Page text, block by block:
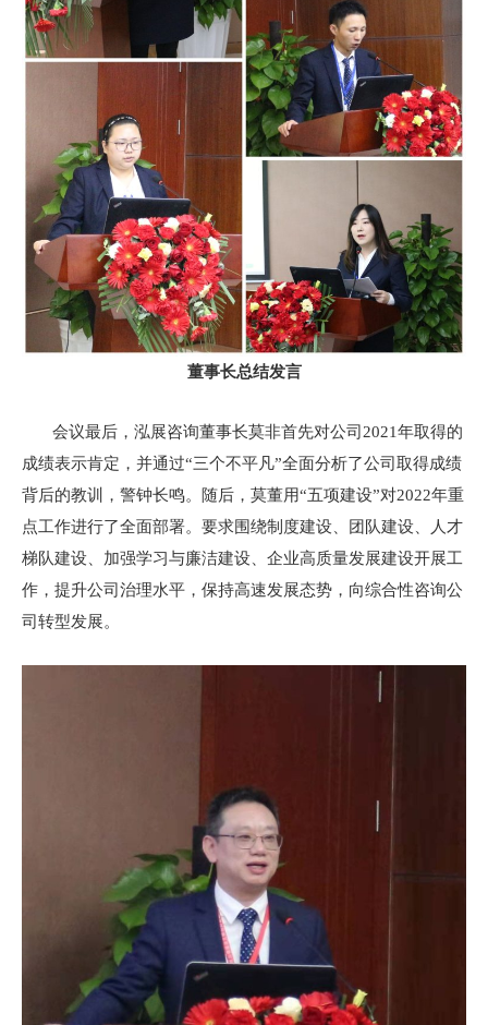
董事长总结发言
会议最后，泓展咨询董事长莫非首先对公司2021年取得的
成绩表示肯定，并通过“三个不平凡”全面分析了公司取得成绩
背后的教训，警钟长鸣。随后，莫董用“五项建设”对2022年重
点工作进行了全面部署。要求围绕制度建设、团队建设、人才
梯队建设、加强学习与廉洁建设、企业高质量发展建设开展工
作，提升公司治理水平，保持高速发展态势，向综合性咨询公
司转型发展。